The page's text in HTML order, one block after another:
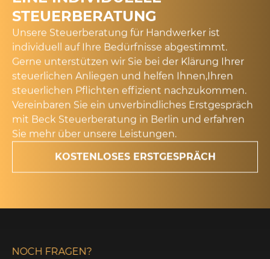
STEUERBERATUNG
Unsere Steuerberatung für Handwerker ist
individuell auf Ihre Bedürfnisse abgestimmt.
Gerne unterstützen wir Sie bei der Klärung Ihrer
steuerlichen Anliegen und helfen Ihnen,Ihren
steuerlichen Pflichten effizient nachzukommen.
Vereinbaren Sie ein unverbindliches Erstgespräch
mit Beck Steuerberatung in Berlin und erfahren
Sie mehr über unsere Leistungen.
KOSTENLOSES ERSTGESPRÄCH
NOCH FRAGEN?